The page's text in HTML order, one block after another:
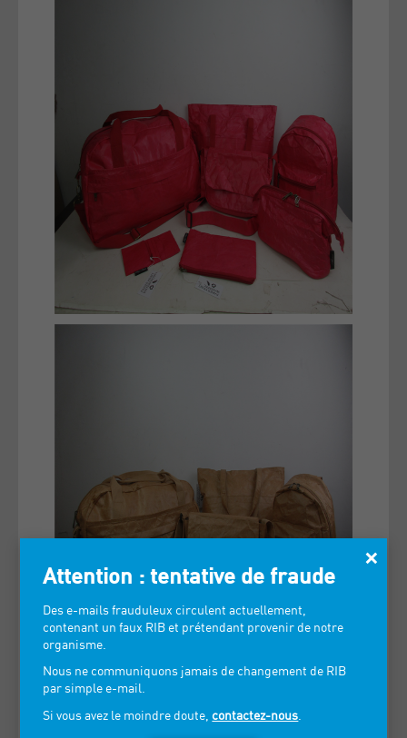
×
Attention : tentative de fraude
Des e-mails frauduleux circulent actuellement,
contenant un faux RIB et prétendant provenir de notre
organisme.
Nous ne communiquons jamais de changement de RIB
par simple e-mail.
Si vous avez le moindre doute, contactez-nous